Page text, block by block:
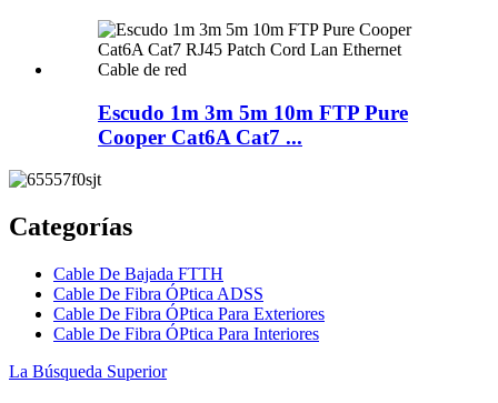
Escudo 1m 3m 5m 10m FTP Pure
Cooper Cat6A Cat7 ...
Categorías
Cable De Bajada FTTH
Cable De Fibra ÓPtica ADSS
Cable De Fibra ÓPtica Para Exteriores
Cable De Fibra ÓPtica Para Interiores
La Búsqueda Superior